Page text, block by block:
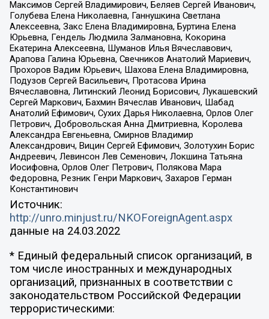
Максимов Сергей Владимирович, Беляев Сергей Иванович,
Голубева Елена Николаевна, Ганнушкина Светлана
Алексеевна, Закс Елена Владимировна, Буртина Елена
Юрьевна, Гендель Людмила Залмановна, Кокорина
Екатерина Алексеевна, Шуманов Илья Вячеславович,
Арапова Галина Юрьевна, Свечников Анатолий Мариевич,
Прохоров Вадим Юрьевич, Шахова Елена Владимировна,
Подузов Сергей Васильевич, Протасова Ирина
Вячеславовна, Литинский Леонид Борисович, Лукашевский
Сергей Маркович, Бахмин Вячеслав Иванович, Шабад
Анатолий Ефимович, Сухих Дарья Николаевна, Орлов Олег
Петрович, Добровольская Анна Дмитриевна, Королева
Александра Евгеньевна, Смирнов Владимир
Александрович, Вицин Сергей Ефимович, Золотухин Борис
Андреевич, Левинсон Лев Семенович, Локшина Татьяна
Иосифовна, Орлов Олег Петрович, Полякова Мара
Федоровна, Резник Генри Маркович, Захаров Герман
Константинович
Источник:
http://unro.minjust.ru/NKOForeignAgent.aspx
данные на 24.03.2022
* Единый федеральный список организаций, в
том числе иностранных и международных
организаций, признанных в соответствии с
законодательством Российской Федерации
террористическими: